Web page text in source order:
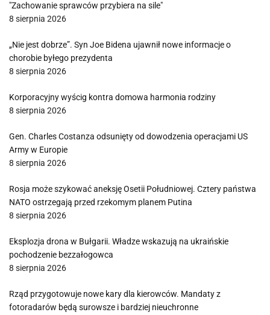
"Zachowanie sprawców przybiera na sile"
8 sierpnia 2026
„Nie jest dobrze”. Syn Joe Bidena ujawnił nowe informacje o
chorobie byłego prezydenta
8 sierpnia 2026
Korporacyjny wyścig kontra domowa harmonia rodziny
8 sierpnia 2026
Gen. Charles Costanza odsunięty od dowodzenia operacjami US
Army w Europie
8 sierpnia 2026
Rosja może szykować aneksję Osetii Południowej. Cztery państwa
NATO ostrzegają przed rzekomym planem Putina
8 sierpnia 2026
Eksplozja drona w Bułgarii. Władze wskazują na ukraińskie
pochodzenie bezzałogowca
8 sierpnia 2026
Rząd przygotowuje nowe kary dla kierowców. Mandaty z
fotoradarów będą surowsze i bardziej nieuchronne